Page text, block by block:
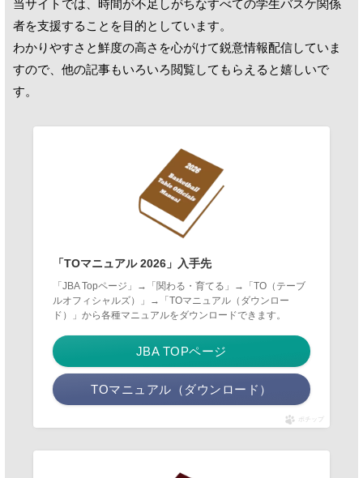
当サイトでは、時間が不足しがちなすべての学生バスケ関係
者を支援することを目的としています。
わかりやすさと鮮度の高さを心がけて鋭意情報配信していま
すので、他の記事もいろいろ閲覧してもらえると嬉しいで
す。
「TOマニュアル 2026」入手先
「JBA Topページ」→「関わる・育てる」→「TO（テーブ
ルオフィシャルズ）」→「TOマニュアル（ダウンロー
ド）」から各種マニュアルをダウンロードできます。
JBA TOPページ
TOマニュアル（ダウンロード）
ポチップ